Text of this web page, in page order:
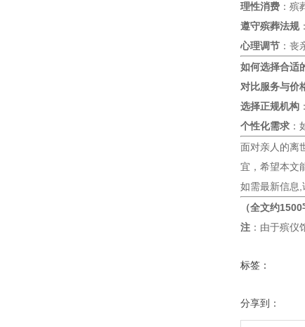
理性消费 ：殡
遵守殡葬法规
心理调节 ：丧
如何选择合适
对比服务与价
选择正规机构
个性化需求 ：
面对亲人的离
宜，希望本文
如需最新信息,
（全文约1500
注 ：由于殡
标签：
分享到：